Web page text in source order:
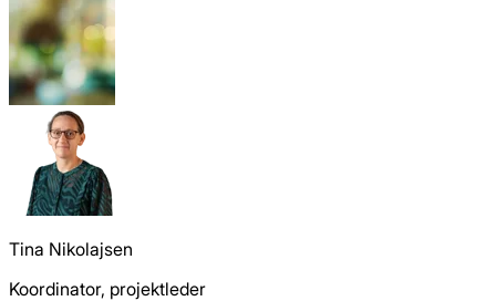
Tina Nikolajsen
Koordinator, projektleder